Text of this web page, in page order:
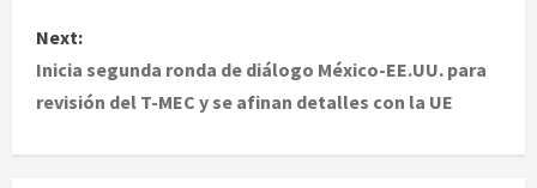
t
n
a
Next:
Inicia segunda ronda de diálogo México-EE.UU. para
revisión del T-MEC y se afinan detalles con la UE